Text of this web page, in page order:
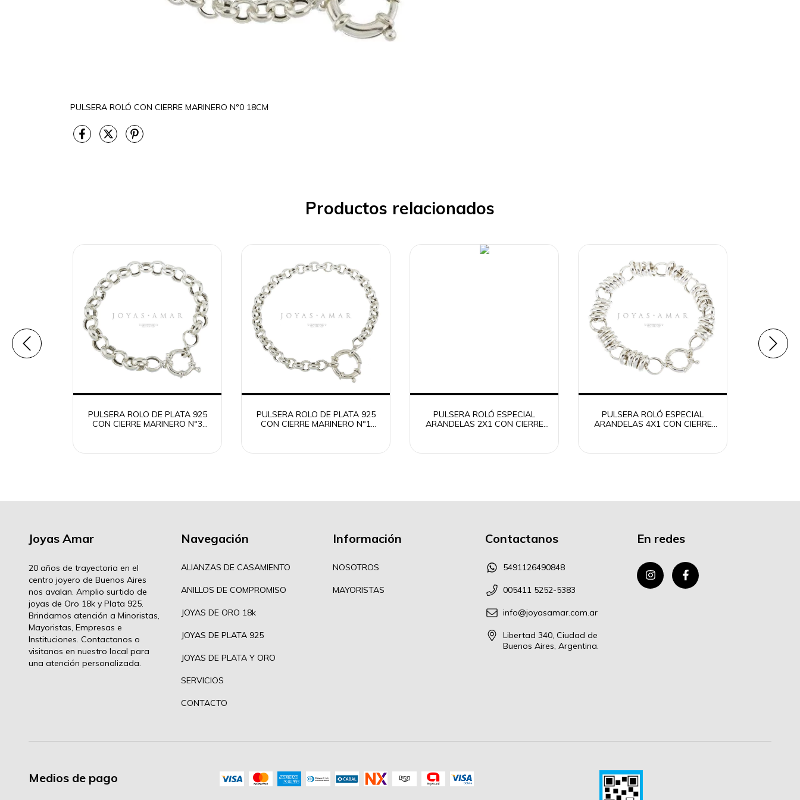
PULSERA ROLÓ CON CIERRE MARINERO Nº0 18CM
Productos relacionados
PULSERA ROLO DE PLATA 925
CON CIERRE MARINERO Nº3
PULSERA ROLO DE PLATA 925
CON CIERRE MARINERO Nº1
PULSERA ROLÓ ESPECIAL
ARANDELAS 2X1 CON CIERRE
PULSERA ROLÓ ESPECIAL
ARANDELAS 4X1 CON CIERRE
Joyas Amar
20 años de trayectoria en el
centro joyero de Buenos Aires
nos avalan. Amplio surtido de
joyas de Oro 18k y Plata 925.
Brindamos atención a Minoristas,
Mayoristas, Empresas e
Instituciones. Contactanos o
visitanos en nuestro local para
una atención personalizada.
Navegación
ALIANZAS DE CASAMIENTO
ANILLOS DE COMPROMISO
JOYAS DE ORO 18k
JOYAS DE PLATA 925
JOYAS DE PLATA Y ORO
SERVICIOS
CONTACTO
Información
NOSOTROS
MAYORISTAS
Contactanos
5491126490848
005411 5252-5383
info@joyasamar.com.ar
Libertad 340, Ciudad de
Buenos Aires, Argentina.
En redes
Medios de pago